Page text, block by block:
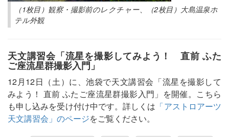
（1枚目）観察・撮影前のレクチャー、（2枚目）大島温泉ホ
テル外観
天文講習会「流星を撮影してみよう！ 直前 ふた
ご座流星群撮影入門」
12月12日（土）に、池袋で天文講習会「流星を撮影して
みよう！ 直前 ふたご座流星群撮影入門」を開催。こちら
も申し込みを受け付け中です。詳しくは 「アストロアーツ
天文講習会」のページをご覧ください。